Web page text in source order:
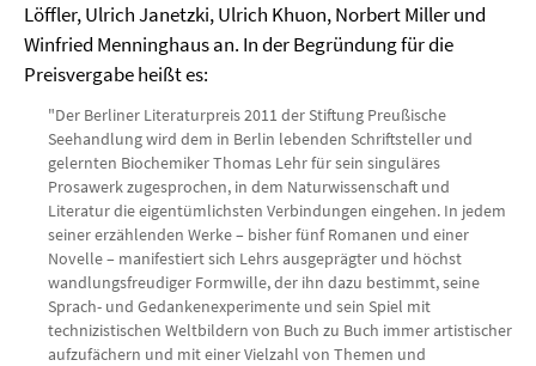
Löffler, Ulrich Janetzki, Ulrich Khuon, Norbert Miller und
Winfried Menninghaus an. In der Begründung für die
Preisvergabe heißt es:
"Der Berliner Literaturpreis 2011 der Stiftung Preußische
Seehandlung wird dem in Berlin lebenden Schriftsteller und
gelernten Biochemiker Thomas Lehr für sein singuläres
Prosawerk zugesprochen, in dem Naturwissenschaft und
Literatur die eigentümlichsten Verbindungen eingehen. In jedem
seiner erzählenden Werke – bisher fünf Romanen und einer
Novelle – manifestiert sich Lehrs ausgeprägter und höchst
wandlungsfreudiger Formwille, der ihn dazu bestimmt, seine
Sprach- und Gedankenexperimente und sein Spiel mit
technizistischen Weltbildern von Buch zu Buch immer artistischer
aufzufächern und mit einer Vielzahl von Themen und